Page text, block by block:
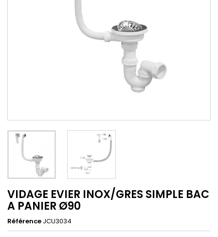
VIDAGE EVIER INOX/GRES SIMPLE BAC
A PANIER Ø90
Référence JCU3034